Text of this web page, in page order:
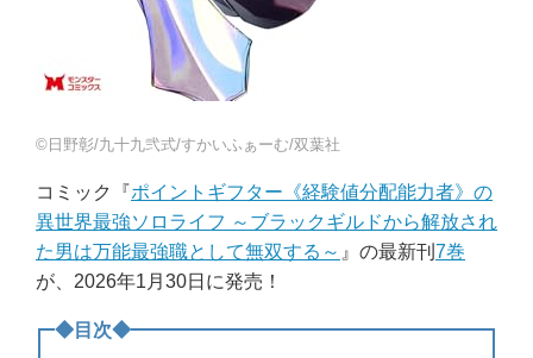
©日野彰/九十九弐式/すかいふぁーむ/双葉社
コミック『ポイントギフター《経験値分配能力者》の
異世界最強ソロライフ ～ブラックギルドから解放され
た男は万能最強職として無双する～ 』の最新刊 7巻
が、2026年1月30日に発売！
◆目次◆